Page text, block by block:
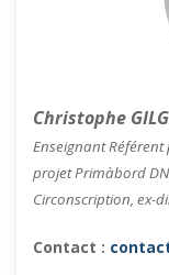
Christophe
Enseignant
projet Primàbord
Circonscription, ex-
Contact :